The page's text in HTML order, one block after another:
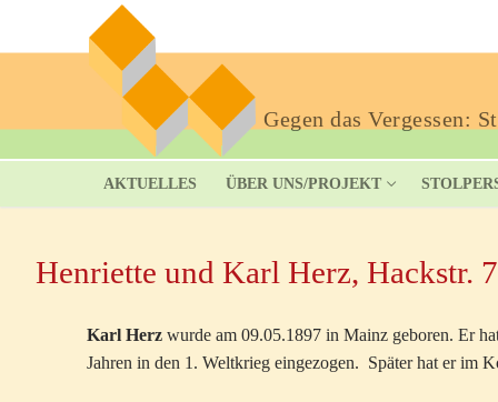
Gegen das Vergessen:
AKTUELLES ÜBER UNS/PROJEKT
Henriette und Karl Herz, Hackstr. 7
Karl Herz wurde am 09.05.1897 in Mainz geboren. Er
Jahren in den 1. Weltkrieg eingezogen. Später hat er im